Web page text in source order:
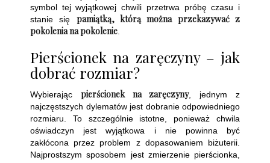
symbol tej wyjątkowej chwili przetrwa próbę czasu i
stanie się pamiątką, którą można przekazywać z
pokolenia na pokolenie
Pierścionek na zaręczyny – jak
dobrać rozmiar?
Wybierając pierścionek na zaręczyny, jednym z
najczęstszych dylematów jest dobranie odpowiedniego
rozmiaru. To szczególnie istotne, ponieważ chwila
oświadczyn jest wyjątkowa i nie powinna być
zakłócona przez problem z dopasowaniem biżuterii.
Najprostszym sposobem jest zmierzenie pierścionka,